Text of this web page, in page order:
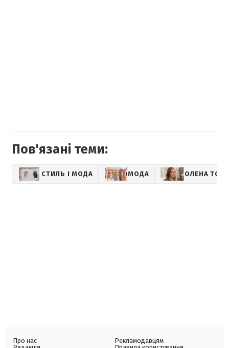
Пов'язані теми:
СТИЛЬ І МОДА МОДА ОЛЕНА
Про нас
Рекламодавцям